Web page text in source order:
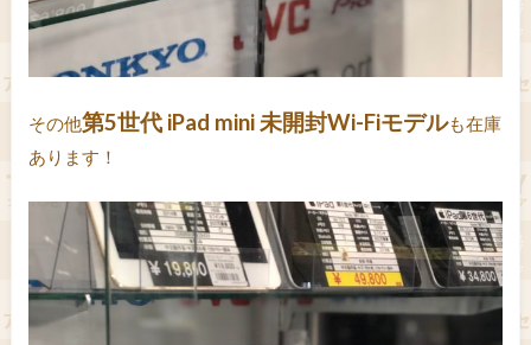
その他第5世代 iPad mini 未開封Wi-Fiモデルも在庫
あります！